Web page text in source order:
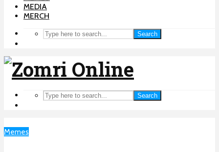
MEDIA
MERCH
Search
Search
Memes